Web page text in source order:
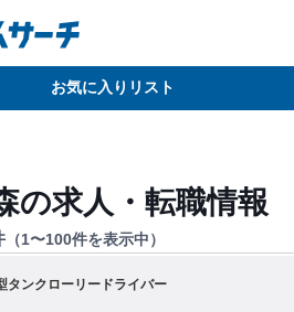
お気に入りリスト
の求人・転職情報
（1〜100件を表示中）
タンクローリードライバー